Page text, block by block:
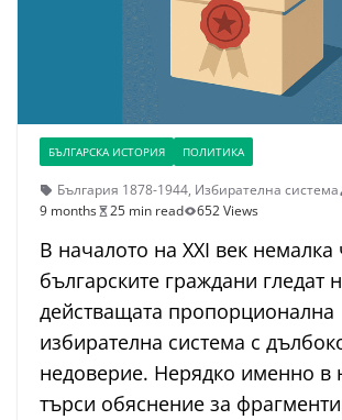
БЪЛГАРСКА ИСТОРИЯ ПОЛИТИКА
България 1878-1944, Избирателна система
9 months
25 min read 652 Views
В началото на XXI век немалка
българските граждани гледат
действащата пропорционална
избирателна система с
недоверие. Нерядко именно в
търси обяснение за